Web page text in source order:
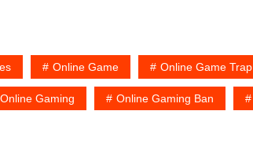
Online Game Online Game Trap
Online Gaming Online Gaming Ban